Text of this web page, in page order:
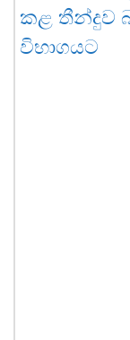
කළ තීන්දුව
විභාගයට